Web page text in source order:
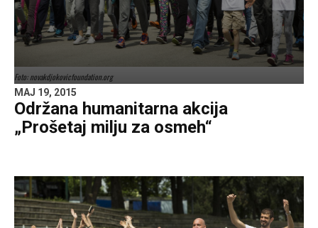
Foto: novakdjokovicfoundation.org
MAJ 19, 2015
Održana humanitarna akcija
„Prošetaj milju za osmeh“